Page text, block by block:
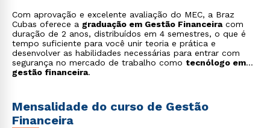
Com aprovação e excelente avaliação do MEC, a Braz
Cubas oferece a graduação em Gestão Financeiracom
duração de 2 anos, distribuídos em 4 semestres, o que é
tempo suficiente para você unir teoria e prática e
desenvolver as habilidades necessárias para entrar com
segurança no mercado de trabalho como tecnólogo em
gestão financeira.
Mensalidade do curso de Gestão
Financeira